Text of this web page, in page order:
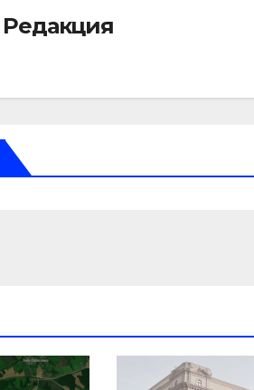
Редакция